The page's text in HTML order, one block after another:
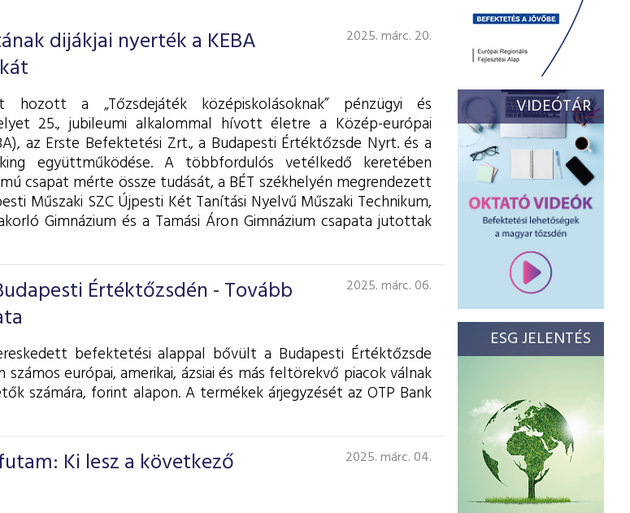
dijákjai nyerték a KEBA
2025. márc. 20.
a „Tőzsdejáték középiskolásoknak” pénzügyi és
25., jubileumi alkalommal hívott életre a Közép-európai
az Erste Befektetési Zrt., a Budapesti Értéktőzsde Nyrt. és a
együttműködése. A többfordulós vetélkedő keretében
csapat mérte össze tudását, a BÉT székhelyén megrendezett
Műszaki SZC Újpesti Két Tanítási Nyelvű Műszaki Technikum,
Gimnázium és a Tamási Áron Gimnázium csapata jutottak
Értéktőzsdén - Tovább
2025. márc. 06.
befektetési alappal bővült a Budapesti Értéktőzsde
számos európai, amerikai, ázsiai és más feltörekvő piacok válnak
számára, forint alapon. A termékek árjegyzését az OTP Bank
Ki lesz a következő
2025. márc. 04.
VIDEÓTÁR
ESG JELENTÉS